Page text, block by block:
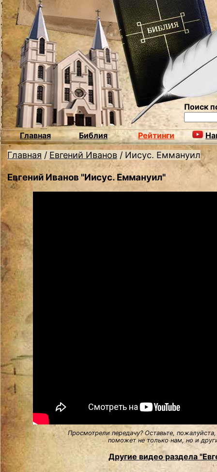
Поиск
Главная Библия Рейтинги
Главная / Евгений Иванов / Иисус. Еммануил
Евгений Иванов "Иисус. Еммануил"
Просмотрели передачу? Оставьте,
поможет не только нам, но и
Другие видео раздела